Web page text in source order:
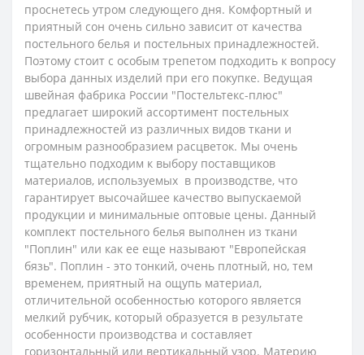
проснетесь утром следующего дня. Комфортный и
приятный сон очень сильно зависит от качества
постельного белья и постельных принадлежностей.
Поэтому стоит с особым трепетом подходить к вопросу
выбора данных изделий при его покупке. Ведущая
швейная фабрика России "Постельтекс-плюс"
предлагает широкий ассортимент постельных
принадлежностей из различных видов ткани и
огромным разнообразием расцветок. Мы очень
тщательно подходим к выбору поставщиков
материалов, используемых в производстве, что
гарантирует высочайшее качество выпускаемой
продукции и минимальные оптовые цены. Данный
комплект постельного белья выполнен из ткани
"Поплин" или как ее еще называют "Европейская
бязь". Поплин - это тонкий, очень плотный, но, тем
временем, приятный на ощупь материал,
отличительной особенностью которого является
мелкий рубчик, который образуется в результате
особенности производства и составляет
горизонтальный или вертикальный узор. Материю